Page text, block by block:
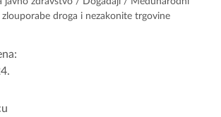
droga i nezakonite trgovine